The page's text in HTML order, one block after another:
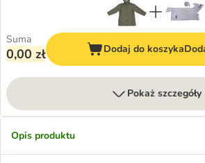
Suma
0,00 zł Dodaj do koszyka
Pokaż szczegóły
Opis produktu